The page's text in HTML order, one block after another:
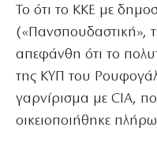
Το ότι το ΚΚΕ με
(«Πανσπουδαστική»,
απεφάνθη ότι το
της ΚΥΠ του
γαρνίρισμα με CIA,
οικειοποιήθηκε